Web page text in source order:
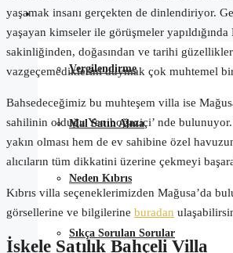
Satın Alma Rehberi
Vergilendirme
Mal Satın Alma
Neden Kıbrıs
Sıkça Sorulan Sorular
yaşamak insanı gerçekten de dinlendiriyor.
yaşayan kimseler ile görüşmeler yapıldığında
sakinliğinden, doğasından ve tarihi
vazgeçemediklerini duymak çok muhtemel
Bahsedeceğimiz bu muhteşem villa ise
sahilinin olduğu Yeniboğaziçi’ nde
yakın olması hem de ev sahibine özel
alıcıların tüm dikkatini üzerine çekmeyi
Kıbrıs villa seçeneklerimizden Mağusa’da
görsellerine ve bilgilerine buradan
İskele Satılık Bahçeli Villa